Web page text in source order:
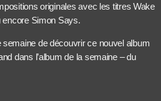
originales avec les titres Wake
encore Simon Says.
de découvrir ce nouvel album
dans l’album de la semaine – du